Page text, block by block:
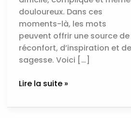
douloureux. Dans ces
moments-là, les mots
peuvent offrir une source de
réconfort, d’inspiration et de
sagesse. Voici […]
Lire la suite »